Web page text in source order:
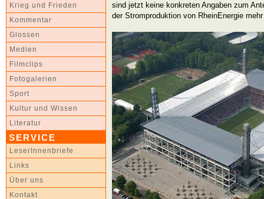
Krieg und Frieden
Kommentar
Glossen
Medien
Filmclips
Fotogalerien
Sport
Kultur und Wissen
Literatur
SERVICE
LeserInnenbriefe
Links
Über uns
Kontakt
sind jetzt keine konkreten Angaben zum
der Stromproduktion von RheinEnergie